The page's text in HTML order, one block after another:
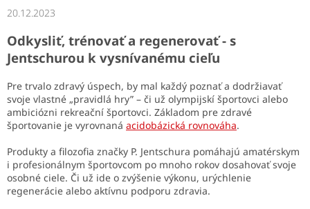
20.12.2023
Odkysliť, trénovať a regenerovať - s
Jentschurou k vysnívanému cieľu
Pre trvalo zdravý úspech, by mal každý poznať a dodržiavať
svoje vlastné „pravidlá hry” – či už olympijskí športovci alebo
ambiciózni rekreační športovci. Základom pre zdravé
športovanie je vyrovnaná acidobázická rovnováha.
Produkty a filozofia značky P. Jentschura pomáhajú amatérskym
i profesionálnym športovcom po mnoho rokov dosahovať svoje
osobné ciele. Či už ide o zvýšenie výkonu, urýchlenie
regenerácie alebo aktívnu podporu zdravia.